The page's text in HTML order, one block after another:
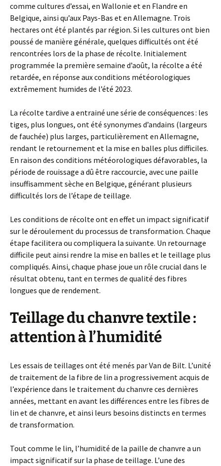
comme cultures d’essai, en Wallonie et en Flandre en
Belgique, ainsi qu’aux Pays-Bas et en Allemagne. Trois
hectares ont été plantés par région. Si les cultures ont bien
poussé de manière générale, quelques difficultés ont été
rencontrées lors de la phase de récolte. Initialement
programmée la première semaine d’août, la récolte a été
retardée, en réponse aux conditions météorologiques
extrêmement humides de l’été 2023.
La récolte tardive a entrainé une série de conséquences : les
tiges, plus longues, ont été synonymes d’andains (largeurs
de fauchée) plus larges, particulièrement en Allemagne,
rendant le retournement et la mise en balles plus difficiles.
En raison des conditions météorologiques défavorables, la
période de rouissage a dû être raccourcie, avec une paille
insuffisamment sèche en Belgique, générant plusieurs
difficultés lors de l’étape de teillage.
Les conditions de récolte ont en effet un impact significatif
sur le déroulement du processus de transformation. Chaque
étape facilitera ou compliquera la suivante. Un retournage
difficile peut ainsi rendre la mise en balles et le teillage plus
compliqués. Ainsi, chaque phase joue un rôle crucial dans le
résultat obtenu, tant en termes de qualité des fibres
longues que de rendement.
Teillage du chanvre textile :
attention à l’humidité
Les essais de teillages ont été menés par Van de Bilt. L’unité
de traitement de la fibre de lin a progressivement acquis de
l’expérience dans le traitement du chanvre ces dernières
années, mettant en avant les différences entre les fibres de
lin et de chanvre, et ainsi leurs besoins distincts en termes
de transformation.
Tout comme le lin, l’humidité de la paille de chanvre a un
impact significatif sur la phase de teillage. L’une des